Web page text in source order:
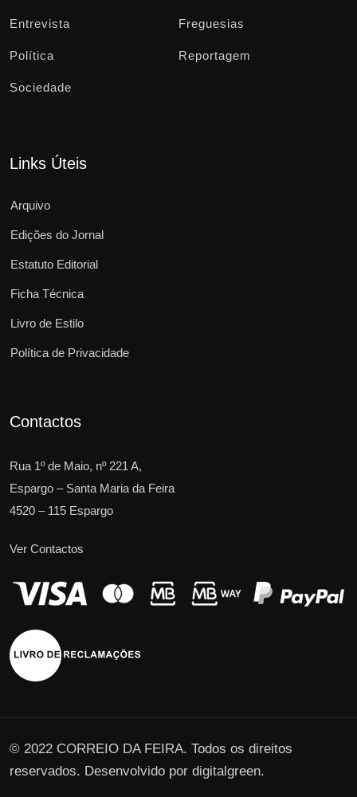
Entrevista Freguesias
Política Reportagem
Sociedade
Links Úteis
Arquivo
Edições do Jornal
Estatuto Editorial
Ficha Técnica
Livro de Estilo
Política de Privacidade
Contactos
Rua 1º de Maio, nº 221 A,
Espargo – Santa Maria da Feira
4520 – 115 Espargo
Ver Contactos
© 2022 CORREIO DA FEIRA. Todos os direitos
reservados. Desenvolvido por digitalgreen.